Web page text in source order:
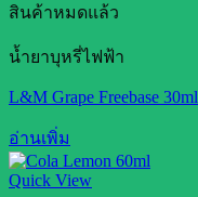
สินค้าหมดแล้ว
น้ำยาบุหรี่ไฟฟ้า
L&M Grape Freebase 30ml
อ่านเพิ่ม
Quick View